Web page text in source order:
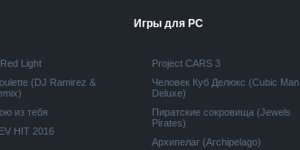
Light
(DJ Ramirez &
из тебя
HIT 2016
Игры для PC
Project CARS 3
Человек Куб Делюкс (Cubic Man
Deluxe)
Пиратские сокровища (Jewels
Pirates)
Архипелаг (Archipelago)